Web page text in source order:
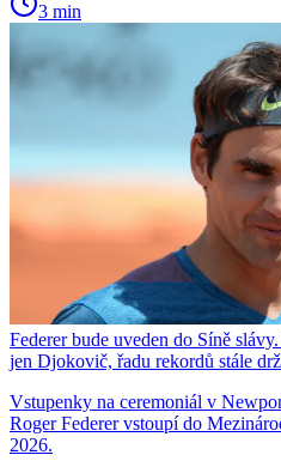
3 min
Federer bude uveden do Síně
jen Djokovič, řadu rekordů stále
Vstupenky na ceremoniál v
Roger Federer vstoupí do
2026.